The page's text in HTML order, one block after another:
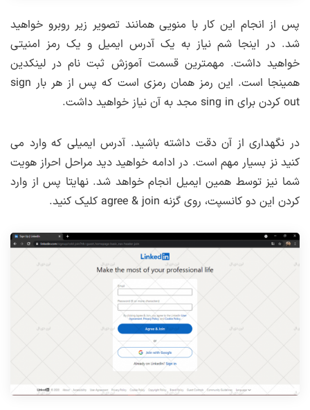
پس از انجام این کار با منویی همانند تصویر زیر روبرو خواهید
شد. در اینجا شم نیاز به یک آدرس ایمیل و یک رمز امنیتی
خواهید داشت. مهمترین قسمت آموزش ثبت نام در لینکدین
همینجا است. این رمز همان رمزی است که پس از هر بار sign
out کردن برای sing in مجد به آن نیاز خواهید داشت.
در نگهداری از آن دقت داشته باشید. آدرس ایمیلی که وارد می
کنید نز بسیار مهم است. در ادامه خواهید دید مراحل احراز هویت
شما نیز توسط همین ایمیل انجام خواهد شد. نهایتا پس از وارد
کردن این دو کانسپت، روی گزنه agree & join کلیک کنید.